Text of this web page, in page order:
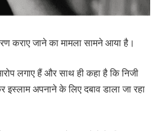
कराए जाने का मामला सामने आया है।
लगाए हैं और साथ ही कहा है कि निजी
अपनाने के लिए दबाव डाला जा रहा